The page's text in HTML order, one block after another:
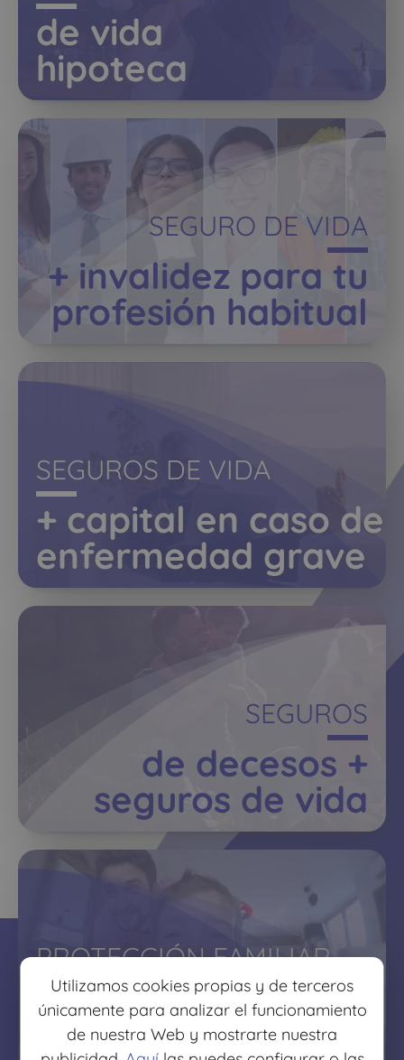
Utilizamos cookies propias y de terceros
únicamente para analizar el funcionamiento
de nuestra Web y mostrarte nuestra
de vida
hipoteca
SEGURO DE VIDA
+ invalidez para tu
profesión habitual
SEGUROS DE VIDA
+ capital en caso de
enfermedad grave
SEGUROS
de decesos +
seguros de vida
PROTECCIÓN FAMILIAR
protege lo que más
quieres